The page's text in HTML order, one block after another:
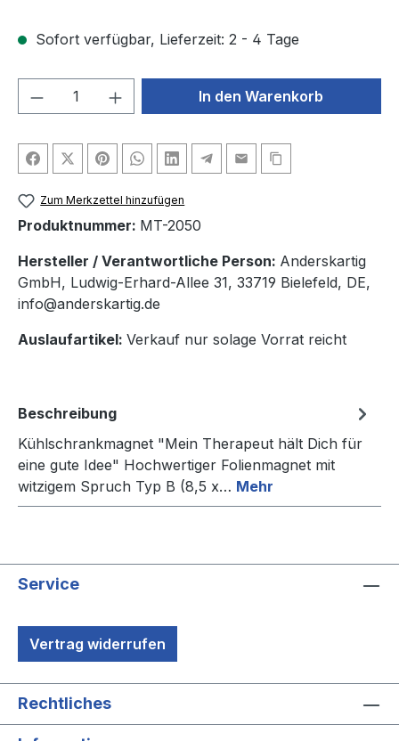
Sofort verfügbar, Lieferzeit: 2 - 4 Tage
Produkt Anzahl: Gib denIn den Warenkorb
Zum Merkzettel hinzufügen
Produktnummer: MT-2050
Hersteller / Verantwortliche Person: Anderskartig
GmbH, Ludwig-Erhard-Allee 31, 33719 Bielefeld, DE,
info@anderskartig.de
Auslaufartikel: Verkauf nur solage Vorrat reicht
Beschreibung
Kühlschrankmagnet "Mein Therapeut hält Dich für
eine gute Idee" Hochwertiger Folienmagnet mit
witzigem Spruch Typ B (8,5 x… Mehr
Service
Vertrag widerrufen
Rechtliches